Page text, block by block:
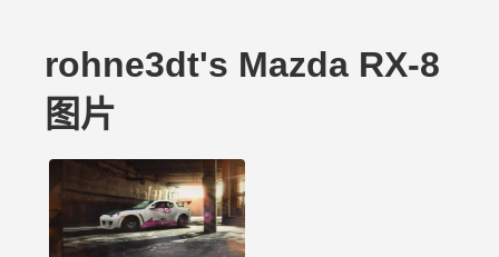
rohne3dt's Mazda RX-8
图片